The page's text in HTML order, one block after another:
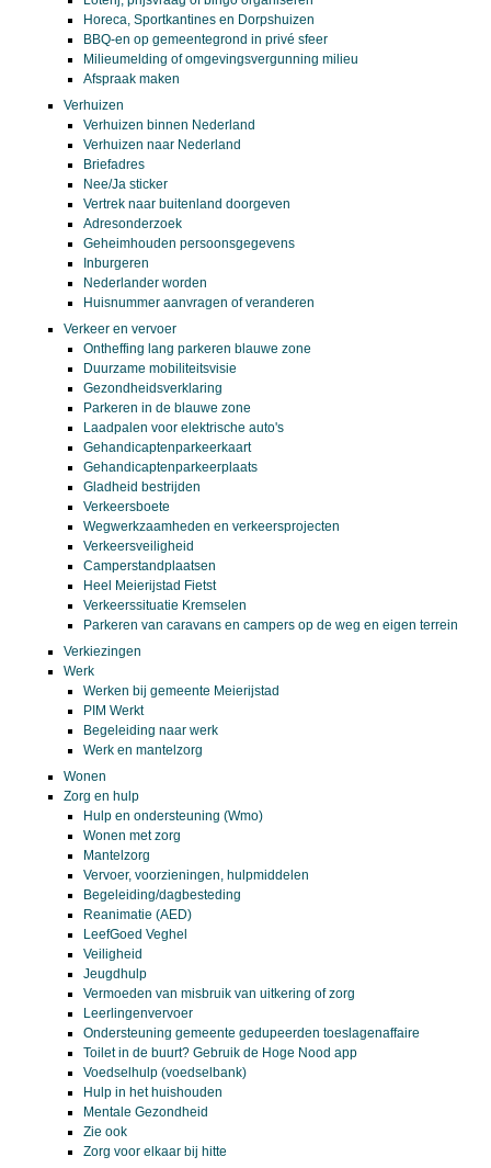
Horeca, Sportkantines en Dorpshuizen
BBQ-en op gemeentegrond in privé sfeer
Milieumelding of omgevingsvergunning milieu
Afspraak maken
Verhuizen
Verhuizen binnen Nederland
Verhuizen naar Nederland
Briefadres
Nee/Ja sticker
Vertrek naar buitenland doorgeven
Adresonderzoek
Geheimhouden persoonsgegevens
Inburgeren
Nederlander worden
Huisnummer aanvragen of veranderen
Verkeer en vervoer
Ontheffing lang parkeren blauwe zone
Duurzame mobiliteitsvisie
Gezondheidsverklaring
Parkeren in de blauwe zone
Laadpalen voor elektrische auto's
Gehandicaptenparkeerkaart
Gehandicaptenparkeerplaats
Gladheid bestrijden
Verkeersboete
Wegwerkzaamheden en verkeersprojecten
Verkeersveiligheid
Camperstandplaatsen
Heel Meierijstad Fietst
Verkeerssituatie Kremselen
Parkeren van caravans en campers op de weg en eigen terrein
Verkiezingen
Werk
Werken bij gemeente Meierijstad
PIM Werkt
Begeleiding naar werk
Werk en mantelzorg
Wonen
Zorg en hulp
Hulp en ondersteuning (Wmo)
Wonen met zorg
Mantelzorg
Vervoer, voorzieningen, hulpmiddelen
Begeleiding/dagbesteding
Reanimatie (AED)
LeefGoed Veghel
Veiligheid
Jeugdhulp
Vermoeden van misbruik van uitkering of zorg
Leerlingenvervoer
Ondersteuning gemeente gedupeerden toeslagenaffaire
Toilet in de buurt? Gebruik de Hoge Nood app
Voedselhulp (voedselbank)
Hulp in het huishouden
Mentale Gezondheid
Zie ook
Zorg voor elkaar bij hitte